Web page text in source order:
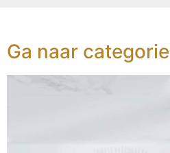
Ga naar categorie